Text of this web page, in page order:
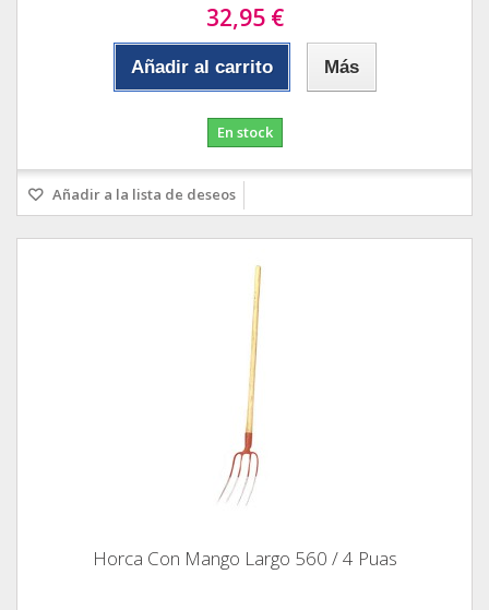
32,95 €
Añadir al carrito Más
En stock
Añadir a la lista de deseos
Horca Con Mango Largo 560 / 4 Puas